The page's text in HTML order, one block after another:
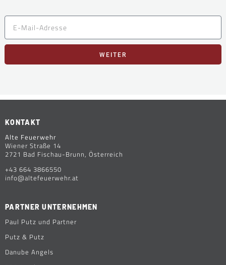
WEITER
KONTAKT
Alte Feuerwehr
Wiener Straße 14
2721 Bad Fischau-Brunn, Österreich
+43 664 3866550
info@altefeuerwehr.at
PARTNER UNTERNEHMEN
Paul Putz und Partner
Putz & Putz
Danube Angels